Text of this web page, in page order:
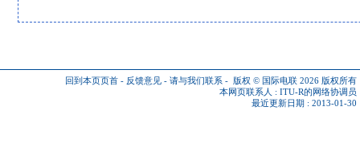
回到本页页首 - 反馈意见 - 请与我们联系 - 版权 © 国际电联 2026 版权所有
本网页联系人 : ITU-R的网络协调员
最近更新日期 : 2013-01-30